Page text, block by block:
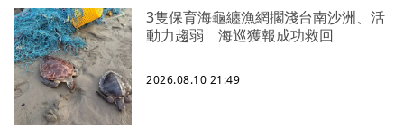
3隻保育海龜纏漁網擱淺台南沙洲、活
動力趨弱 海巡獲報成功救回
2026.08.10 21:49